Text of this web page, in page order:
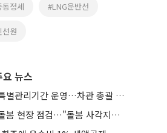
동정세 #LNG운반선
원
뉴스
농식품부, 폭염·가뭄 특별관리기간 운영…차관 총괄 대응체계 격상
한성숙, 방학 중 초등돌봄 현장 점검…"돌봄 사각지대 없애야"